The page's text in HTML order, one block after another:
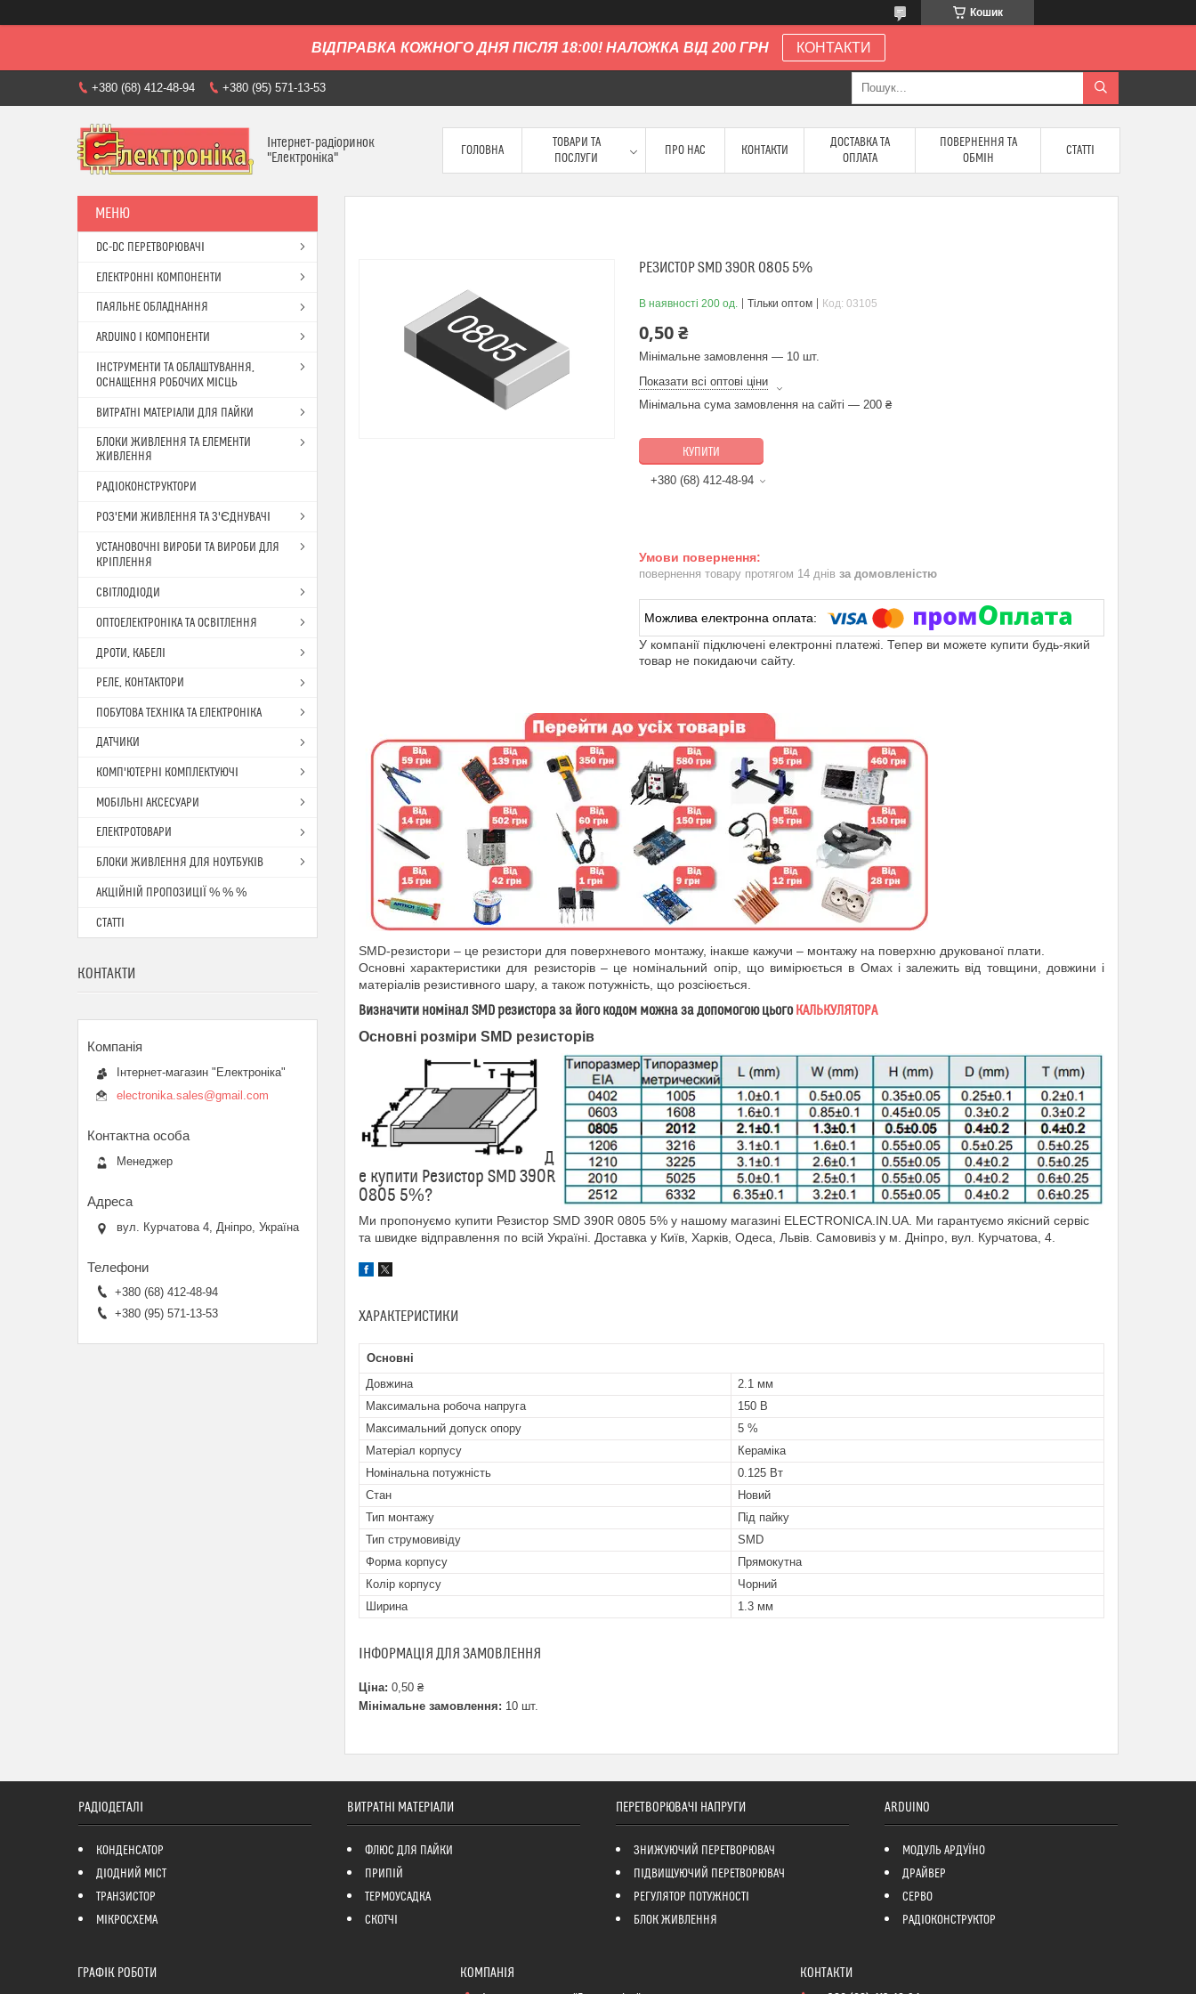
Кошик
ВІДПРАВКА КОЖНОГО ДНЯ ПІСЛЯ 18:00! НАЛОЖКА ВІД 200 ГРН КОНТАКТИ
+380 (68) 412-48-94 +380 (95) 571-13-53
Інтернет-радіоринок
"Електроніка"
ГОЛОВНА
ТОВАРИ ТА
ПОСЛУГИ
ПРО НАС КОНТАКТИ
ДОСТАВКА ТА
ОПЛАТА
ПОВЕРНЕННЯ ТА
ОБМІН
СТАТТІ
РЕЗИСТОР SMD 390R 0805 5%
В наявності 200 од. Тільки оптом Код: 03105
0,50 ₴
Мінімальне замовлення — 10 шт.
Показати всі оптові ціни
Мінімальна сума замовлення на сайті — 200 ₴
КУПИТИ
+380 (68) 412-48-94
повернення товару протягом 14 днів за домовленістю
У компанії підключені електронні платежі. Тепер ви можете купити будь-який
товар не покидаючи сайту.
SMD-резистори – це резистори для поверхневого монтажу, інакше кажучи – монтажу на поверхню друкованої плати.
Основні характеристики для резисторів – це номінальний опір, що вимірюється в Омах і залежить від товщини, довжини і
матеріалів резистивного шару, а також потужність, що розсіюється.
Визначити номінал SMD резистора за його кодом можна за допомогою цьогоКАЛЬКУЛЯТОРА
Основні розміри SMD резисторів
Д
е купити Резистор SMD 390R
0805 5%?
Ми пропонуємо купити Резистор SMD 390R 0805 5% у нашому магазині ELECTRONICA.IN.UA. Ми гарантуємо якісний сервіс
та швидке відправлення по всій Україні. Доставка у Київ, Харків, Одеса, Львів. Самовивіз у м. Дніпро, вул. Курчатова, 4.
ХАРАКТЕРИСТИКИ
Основні
Довжина
2.1 мм
Максимальна робоча напруга
150 В
Максимальний допуск опору
5 %
Матеріал корпусу
Кераміка
Номінальна потужність
0.125 Вт
Стан
Новий
Тип монтажу
Під пайку
Тип струмовивіду
SMD
Форма корпусу
Прямокутна
Колір корпусу
Чорний
Ширина
1.3 мм
ІНФОРМАЦІЯ ДЛЯ ЗАМОВЛЕННЯ
Ціна: 0,50 ₴
Мінімальне замовлення: 10 шт.
DC-DC ПЕРЕТВОРЮВАЧІ
ЕЛЕКТРОННІ КОМПОНЕНТИ
ПАЯЛЬНЕ ОБЛАДНАННЯ
ARDUINO І КОМПОНЕНТИ
ІНСТРУМЕНТИ ТА ОБЛАШТУВАННЯ,
ОСНАЩЕННЯ РОБОЧИХ МІСЦЬ
ВИТРАТНІ МАТЕРІАЛИ ДЛЯ ПАЙКИ
БЛОКИ ЖИВЛЕННЯ ТА ЕЛЕМЕНТИ
ЖИВЛЕННЯ
РАДІОКОНСТРУКТОРИ
РОЗ'ЕМИ ЖИВЛЕННЯ ТА З'ЄДНУВАЧІ
УСТАНОВОЧНІ ВИРОБИ ТА ВИРОБИ ДЛЯ
КРІПЛЕННЯ
СВІТЛОДІОДИ
ОПТОЕЛЕКТРОНІКА ТА ОСВІТЛЕННЯ
ДРОТИ, КАБЕЛІ
РЕЛЕ, КОНТАКТОРИ
ПОБУТОВА ТЕХНІКА ТА ЕЛЕКТРОНІКА
ДАТЧИКИ
КОМП'ЮТЕРНІ КОМПЛЕКТУЮЧІ
МОБІЛЬНІ АКСЕСУАРИ
ЕЛЕКТРОТОВАРИ
БЛОКИ ЖИВЛЕННЯ ДЛЯ НОУТБУКІВ
АКЦІЙНІЙ ПРОПОЗИЦІЇ % % %
СТАТТІ
КОНТАКТИ
Інтернет-магазин "Електроніка"
electronika.sales@gmail.com
Менеджер
вул. Курчатова 4, Дніпро, Україна
+380 (68) 412-48-94
+380 (95) 571-13-53
РАДІОДЕТАЛІ
КОНДЕНСАТОР
ДІОДНИЙ МІСТ
ТРАНЗИСТОР
МІКРОСХЕМА
ВИТРАТНІ МАТЕРІАЛИ
ФЛЮС ДЛЯ ПАЙКИ
ПРИПІЙ
ТЕРМОУСАДКА
СКОТЧІ
ПЕРЕТВОРЮВАЧІ НАПРУГИ
ЗНИЖУЮЧИЙ ПЕРЕТВОРЮВАЧ
ПІДВИЩУЮЧИЙ ПЕРЕТВОРЮВАЧ
РЕГУЛЯТОР ПОТУЖНОСТІ
БЛОК ЖИВЛЕННЯ
ARDUINO
МОДУЛЬ АРДУЇНО
ДРАЙВЕР
СЕРВО
РАДІОКОНСТРУКТОР
ГРАФІК РОБОТИ